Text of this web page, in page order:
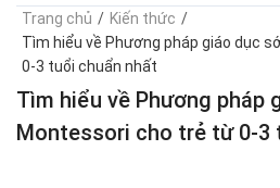
Trang chủ / Kiến thức /
Tìm hiểu về Phương pháp giáo dục
0-3 tuổi chuẩn nhất
Tìm hiểu về Phương pháp
Montessori cho trẻ từ 0-3